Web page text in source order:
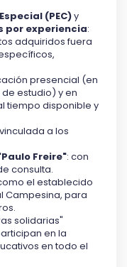
(PEC)y
por experiencia:
adquiridos fuera
presencial (en
estudio) y en
tiempo disponible y
a los
Freire": con
consulta.
el establecido
Campesina, para
solidarias"
en la
en todo el